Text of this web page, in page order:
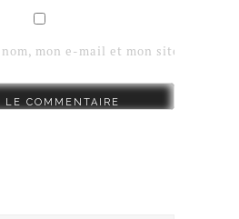
mon e-mail et mon site dans le